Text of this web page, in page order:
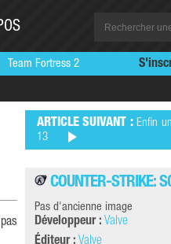
Team Fortress 2
ARTICLE SUIVANT :Enfin
13
COUNTER-STRIKE:
Pas d'ancienne image
Développeur : Valve
Éditeur : Valve